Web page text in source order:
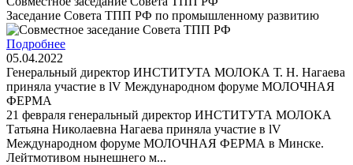
Заседание Совета ТПП РФ по промышленному развитию
Подробнее
05.04.2022
Генеральный директор ИНСТИТУТА МОЛОКА Т. Н. Нагаева
приняла участие в lV Международном форуме МОЛОЧНАЯ
ФЕРМА
21 февраля генеральный директор ИНСТИТУТА МОЛОКА
Татьяна Николаевна Нагаева приняла участие в lV
Международном форуме МОЛОЧНАЯ ФЕРМА в Минске.
Лейтмотивом нынешнего м...